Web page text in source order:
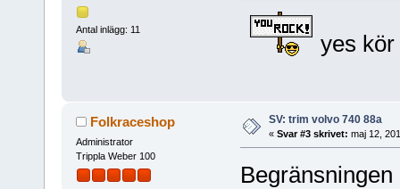
Antal inlägg: 11
yes
Folkraceshop
Administrator
Trippla Weber 100
SV: trim volvo 740 88a
« Svar #3 skrivet: maj 12,